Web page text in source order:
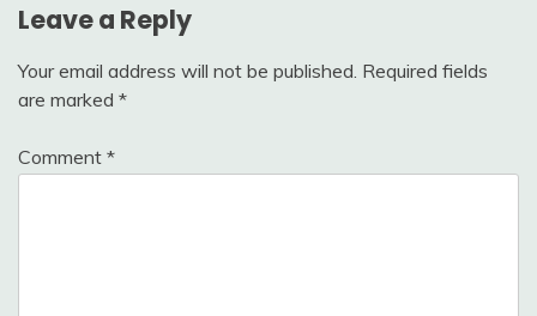
Leave a Reply
Your email address will not be published. Required fields
are marked *
Comment *